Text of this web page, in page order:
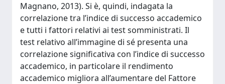
Magnano, 2013). Si è, quindi, indagata la
correlazione tra l’indice di successo accademico
e tutti i fattori relativi ai test somministrati. Il
test relativo all’immagine di sé presenta una
correlazione significativa con l’indice di successo
accademico, in particolare il rendimento
accademico migliora all’aumentare del Fattore